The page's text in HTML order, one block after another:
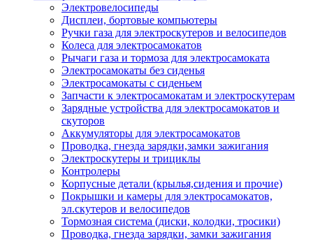
Электровелосипеды
Дисплеи, бортовые компьютеры
Ручки газа для электроскутеров и велосипедов
Колеса для электросамокатов
Рычаги газа и тормоза для электросамоката
Электросамокаты без сиденья
Электросамокаты с сиденьем
Запчасти к электросамокатам и электроскутерам
Зарядные устройства для электросамокатов и
скуторов
Аккумуляторы для электросамокатов
Проводка, гнезда зарядки,замки зажигания
Электроскутеры и трициклы
Контролеры
Корпусные детали (крылья,сидения и прочие)
Покрышки и камеры для электросамокатов,
эл.скутеров и велосипедов
Тормозная система (диски, колодки, тросики)
Проводка, гнезда зарядки, замки зажигания